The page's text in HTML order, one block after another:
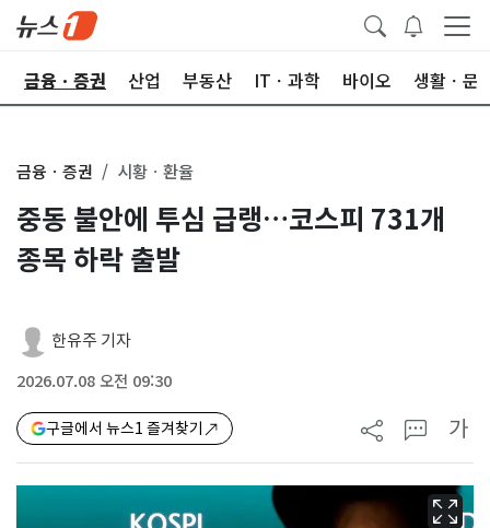
금융ㆍ증권 산업 부동산 ITㆍ과학 바이오 생활ㆍ문
금융ㆍ증권 시황ㆍ환율
중동 불안에 투심 급랭…코스피 731개
종목 하락 출발
한유주 기자
2026.07.08 오전 09:30
구글에서 뉴스1 즐겨찾기 가